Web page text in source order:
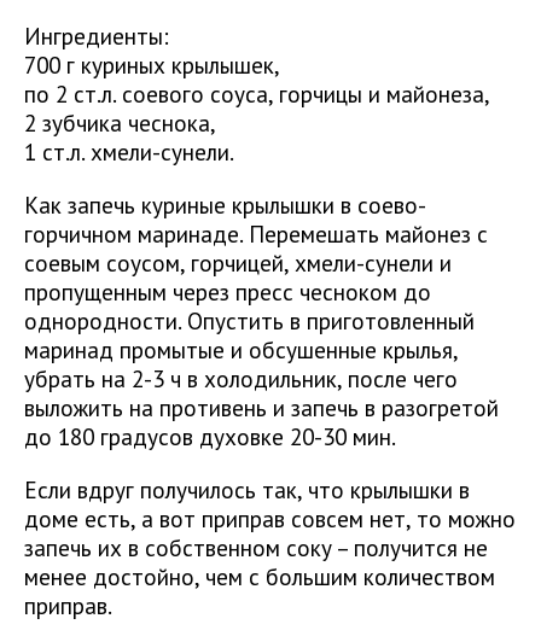
Ингредиенты:
700 г куриных крылышек,
по 2 ст.л. соевого соуса, горчицы и майонеза,
2 зубчика чеснока,
1 ст.л. хмели-сунели.
Как запечь куриные крылышки в соево-
горчичном маринаде. Перемешать майонез с
соевым соусом, горчицей, хмели-сунели и
пропущенным через пресс чесноком до
однородности. Опустить в приготовленный
маринад промытые и обсушенные крылья,
убрать на 2-3 ч в холодильник, после чего
выложить на противень и запечь в разогретой
до 180 градусов духовке 20-30 мин.
Если вдруг получилось так, что крылышки в
доме есть, а вот приправ совсем нет, то можно
запечь их в собственном соку – получится не
менее достойно, чем с большим количеством
приправ.